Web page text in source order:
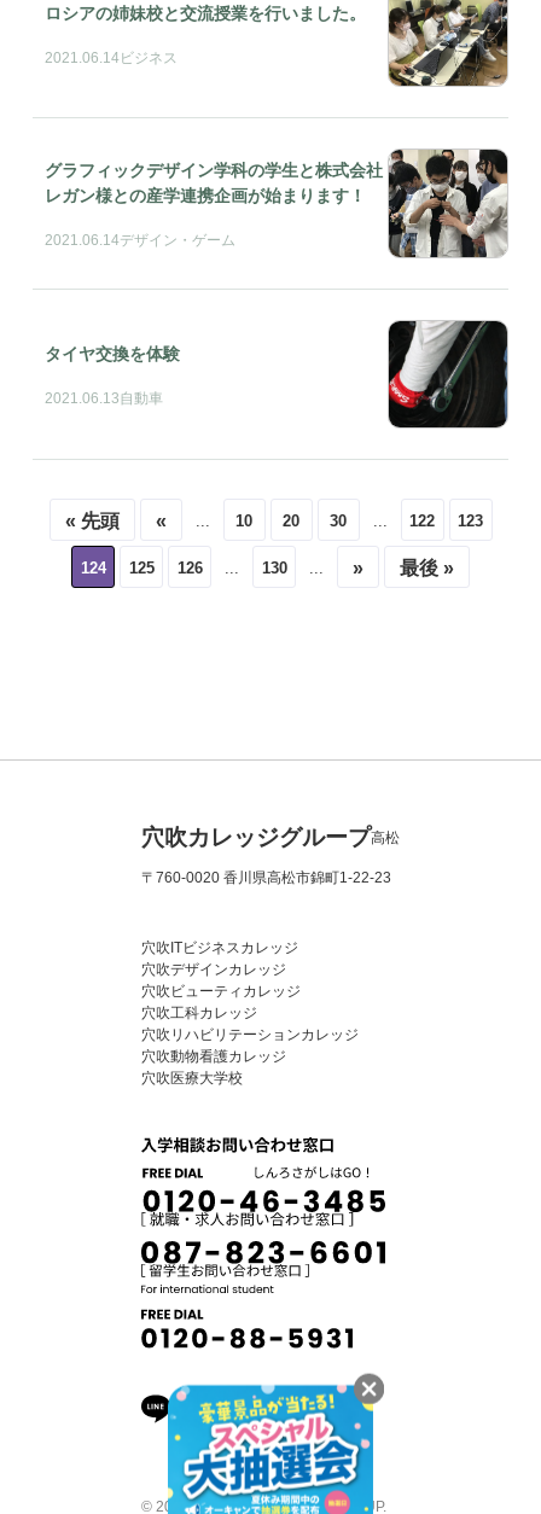
ロシアの姉妹校と交流授業を行いました。
2021.06.14ビジネス
グラフィックデザイン学科の学生と株式会社
レガン様との産学連携企画が始まります！
2021.06.14デザイン・ゲーム
タイヤ交換を体験
2021.06.13自動車
« 先頭 « ... 10 20 30 ... 122 123
124 125 126 ... 130 ... » 最後 »
穴吹カレッジグループ高松
〒760-0020 香川県高松市錦町1-22-23
穴吹ITビジネスカレッジ
穴吹デザインカレッジ
穴吹ビューティカレッジ
穴吹工科カレッジ
穴吹リハビリテーションカレッジ
穴吹動物看護カレッジ
穴吹医療大学校
© 2026 ANABUKI COLLEGE GROUP.